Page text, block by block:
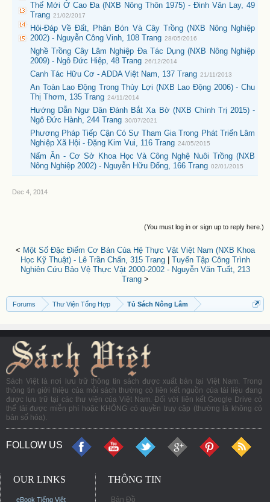
Thế Mới Ở Cao Đa (NXB Nông Thôn 1975) - Đinh Văn Lay, 49
Trang 21/02/2017
Hỏi-Đáp Về Đất, Phân Bón Và Cây Trồng (NXB Nông Nghiệp
2002) - Nguyễn Công Vinh, 108 Trang 28/05/2016
Nghề Trồng Cây Lâm Nghiệp Đa Tác Dụng (NXB Nông Nghiệp
2009) - Ngô Đức Hiệp, 48 Trang 26/12/2014
Canh Tác Hữu Cơ - ADDA Việt Nam, 137 Trang 21/11/2013
An Toàn Lao Động Trong Thủy Lợi (NXB Lao Động 2006) - Chu
Thị Thơm, 135 Trang 24/11/2014
Hướng Dẫn Ngư Dân Đánh Bắt Xa Bờ (NXB Chính Trị 2015) -
Ngô Đức Hành, 244 Trang 30/07/2021
Phương Pháp Tiếp Cận Có Sự Tham Gia Trong Phát Triển Lâm
Nghiệp Xã Hội - Đặng Kim Vui, 116 Trang 24/05/2015
Nấm Ăn - Cơ Sở Khoa Học Và Công Nghệ Nuôi Trồng (NXB
Nông Nghiệp 2002) - Nguyễn Hữu Đống, 166 Trang 02/01/2015
Dec 4, 2014
(You must log in or sign up to reply here.)
< Một Số Đặc Điểm Cơ Bản Của Hệ Thực Vật Việt Nam (NXB Khoa
Học Kỹ Thuật) - Lê Trần Chấn, 315 Trang| Tuyển Tập Công Trình
Nghiên Cứu Bảo Vệ Thực Vật 2000-2002 - Nguyễn Văn Tuất, 213
Trang>
Forums Thư Viện Tổng Hợp Tủ Sách Nông Lâm
Sách Việt là nơi lưu trữ thông tin sách được xuất bản tại Việt Nam. Trong
thông tin giới thiệu của mỗi sách thường có liên kết nguồn của tài liệu đang
được lưu trữ tại các thư viện của Việt Nam. Đối với liên kết Google Drive có
thể tải được miễn phí hoặc KHÔNG có quyền truy cập (thường là không có
bản số hóa).
FOLLOW US
OUR LINKS
eBook Tiếng Việt
THÔNG TIN
Bản Đồ